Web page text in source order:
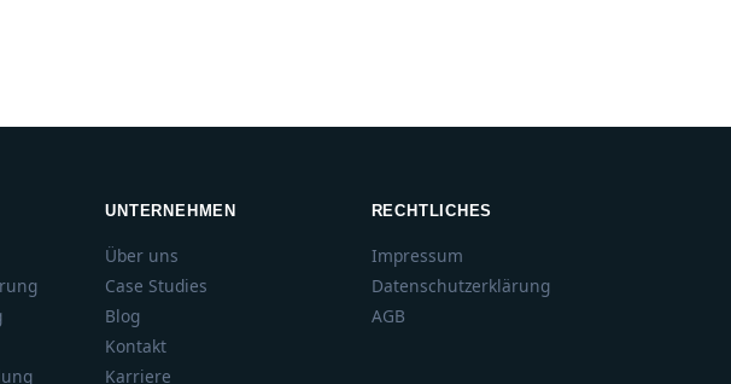
UNTERNEHMEN
Über uns
Case Studies
Blog
Kontakt
Karriere
RECHTLICHES
Impressum
Datenschutzerklärung
AGB